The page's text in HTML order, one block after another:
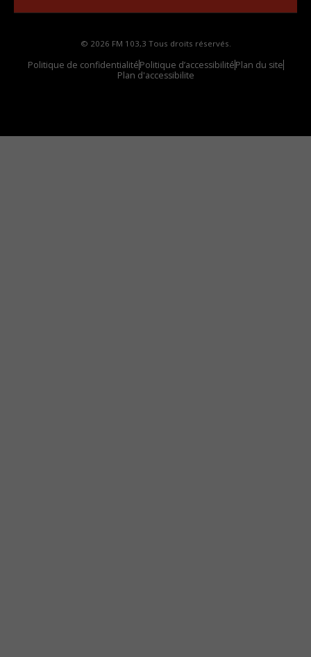
© 2026 FM 103,3 Tous droits réservés.
Politique de confidentialitéPolitique d’accessibilitéPlan du site
Plan d'accessibilite